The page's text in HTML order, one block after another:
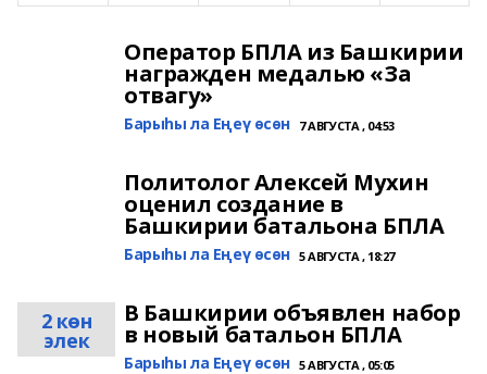
Оператор БПЛА из Башкирии
награжден медалью «За
отвагу»
Барыһы ла Еңеү өсөн 7 АВГУСТА , 04:53
Политолог Алексей Мухин
оценил создание в
Башкирии батальона БПЛА
Барыһы ла Еңеү өсөн 5 АВГУСТА , 18:27
2 көн
элек
В Башкирии объявлен набор
в новый батальон БПЛА
Барыһы ла Еңеү өсөн 5 АВГУСТА , 05:05